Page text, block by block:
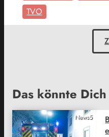
TVO
Das könnte
News5